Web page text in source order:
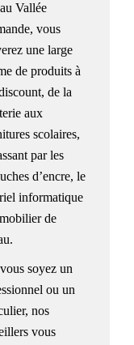
Vallée
vous
une large
de produits à
de la
aux
scolaires,
par les
d’encre, le
informatique
de
soyez un
ou un
nos
vous